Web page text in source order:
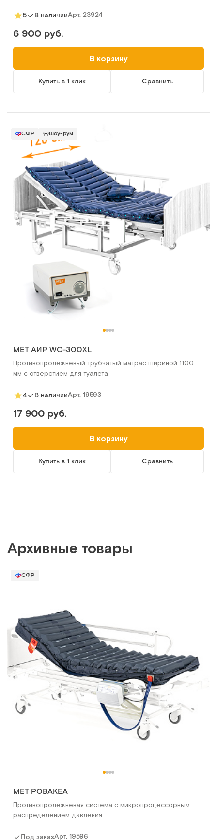
5 В наличииАрт. 23924
6 900 руб.
В корзину
Купить в 1 клик Сравнить
СФР Шоу-рум
MET АИР WC-300XL
Противопролежневый трубчатый матрас шириной 1100
мм с отверстием для туалета
4 В наличииАрт. 19593
17 900 руб.
В корзину
Купить в 1 клик Сравнить
Архивные товары
СФР
МЕТ РОВАКЕА
Противопролежневая система с микропроцессорным
распределением давления
Под заказАрт. 19596